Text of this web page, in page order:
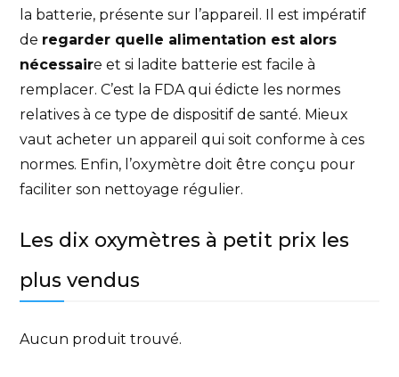
la batterie, présente sur l’appareil. Il est impératif
de regarder quelle alimentation est alors
nécessaire et si ladite batterie est facile à
remplacer. C’est la FDA qui édicte les normes
relatives à ce type de dispositif de santé. Mieux
vaut acheter un appareil qui soit conforme à ces
normes. Enfin, l’oxymètre doit être conçu pour
faciliter son nettoyage régulier.
Les dix oxymètres à petit prix les
plus vendus
Aucun produit trouvé.